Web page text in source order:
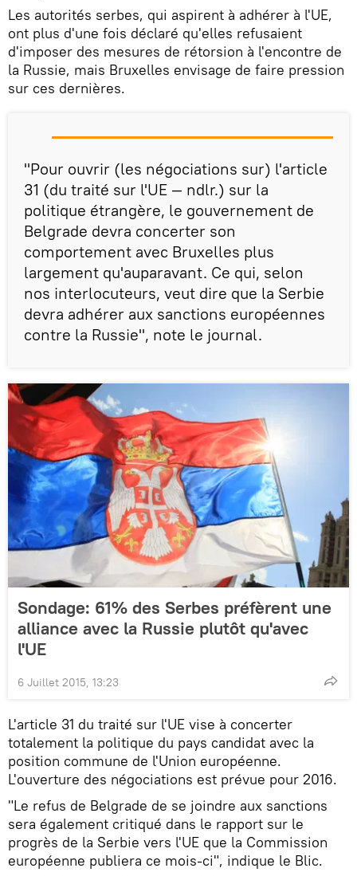
Les autorités serbes, qui aspirent à adhérer à l'UE,
ont plus d'une fois déclaré qu'elles refusaient
d'imposer des mesures de rétorsion à l'encontre de
la Russie, mais Bruxelles envisage de faire pression
sur ces dernières.
"Pour ouvrir (les négociations sur) l'article
31 (du traité sur l'UE — ndlr.) sur la
politique étrangère, le gouvernement de
Belgrade devra concerter son
comportement avec Bruxelles plus
largement qu'auparavant. Ce qui, selon
nos interlocuteurs, veut dire que la Serbie
devra adhérer aux sanctions européennes
contre la Russie", note le journal.
Sondage: 61% des Serbes préfèrent une
alliance avec la Russie plutôt qu'avec
l'UE
6 Juillet 2015, 13:23
L'article 31 du traité sur l'UE vise à concerter
totalement la politique du pays candidat avec la
position commune de l'Union européenne.
L'ouverture des négociations est prévue pour 2016.
"Le refus de Belgrade de se joindre aux sanctions
sera également critiqué dans le rapport sur le
progrès de la Serbie vers l'UE que la Commission
européenne publiera ce mois-ci", indique le Blic.